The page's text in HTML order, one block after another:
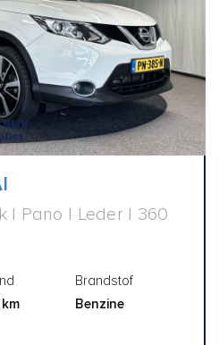
| Pano | Leder | 360
Brandstof
Benzine